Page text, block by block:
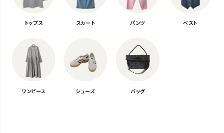
トップス スカート パンツ ベスト
ワンピース シューズ バッグ